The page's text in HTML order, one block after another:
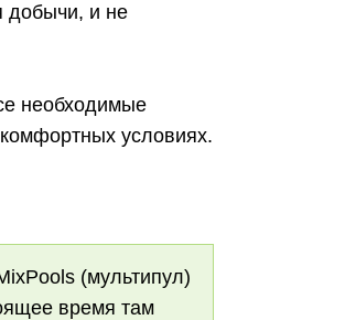
добычи, и не
необходимые
условиях.
(мультипул)
время там